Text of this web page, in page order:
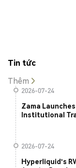
Tin tức
Thêm
2026-07-24
Zama
Institutional
2026-07-24
Hyperliquid's